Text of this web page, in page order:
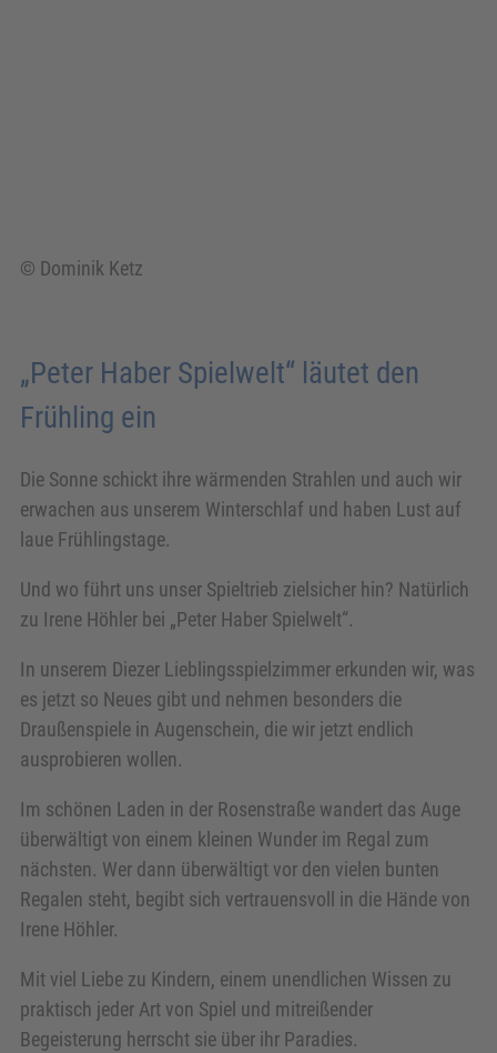
© Dominik Ketz
„Peter Haber Spielwelt“ läutet den
Frühling ein
Die Sonne schickt ihre wärmenden Strahlen und auch wir
erwachen aus unserem Winterschlaf und haben Lust auf
laue Frühlingstage.
Und wo führt uns unser Spieltrieb zielsicher hin? Natürlich
zu Irene Höhler bei „Peter Haber Spielwelt“.
In unserem Diezer Lieblingsspielzimmer erkunden wir, was
es jetzt so Neues gibt und nehmen besonders die
Draußenspiele in Augenschein, die wir jetzt endlich
ausprobieren wollen.
Im schönen Laden in der Rosenstraße wandert das Auge
überwältigt von einem kleinen Wunder im Regal zum
nächsten. Wer dann überwältigt vor den vielen bunten
Regalen steht, begibt sich vertrauensvoll in die Hände von
Irene Höhler.
Mit viel Liebe zu Kindern, einem unendlichen Wissen zu
praktisch jeder Art von Spiel und mitreißender
Begeisterung herrscht sie über ihr Paradies.